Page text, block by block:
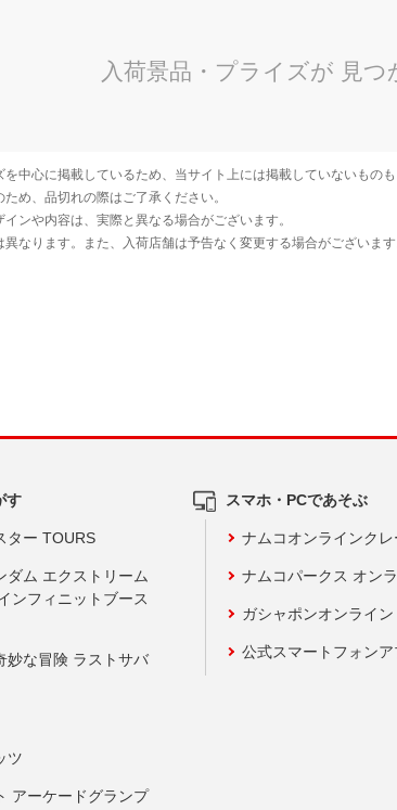
す
ター TOURS
ダム エクストリーム
ンフィニットブース
妙な冒険 ラストサバ
ツ
アーケードグランプ
スマホ・PCであそぶ
ナムコオンラインクレ
ナムコパークス オン
ガシャポンオンライン
公式スマートフォンア